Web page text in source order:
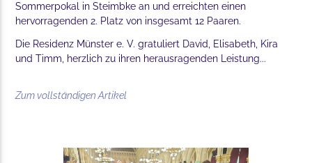
Sommerpokal in Steimbke an und erreichten einen
hervorragenden 2. Platz von insgesamt 12 Paaren.
Die Residenz Münster e. V. gratuliert David, Elisabeth, Kira
und Timm, herzlich zu ihren herausragenden Leistung...
Zum vollständigen Artikel